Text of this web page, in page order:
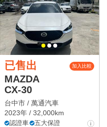
已售出 加入比較
MAZDA
CX-30
台中市 / 萬通汽車
2023年 / 32,000km
認證車
五大保證